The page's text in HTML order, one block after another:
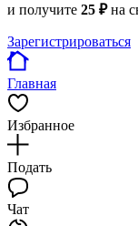
и получите 25 ₽на
Зарегистрироваться
Главная
Избранное
Подать
Чат